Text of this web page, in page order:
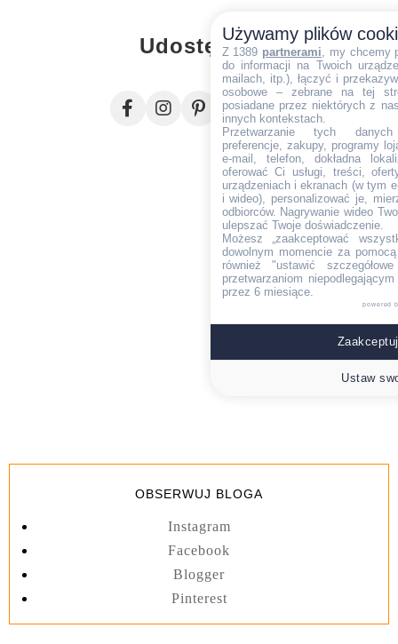
Udostępnij
OBSERWUJ BLOGA
Instagram
Facebook
Blogger
Pinterest
Używamy plików
Z 1389 partnerami , my chcemy
do informacji na Twoich
mailach, itp.), łączyć i
osobowe – zebrane na tej
posiadane przez niektórych z
innych kontekstach.
Przetwarzanie tych danych
preferencje, zakupy, programy
e-mail, telefon, dokładna
oferować Ci usługi, treści,
urządzeniach i ekranach (w tym
i wideo), personalizować je,
odbiorców. Nagrywanie wideo
ulepszać Twoje doświadczenie.
Możesz „zaakceptować
dowolnym momencie za
również "ustawić
przetwarzaniom
przez 6 miesiące.
powered
Ustaw